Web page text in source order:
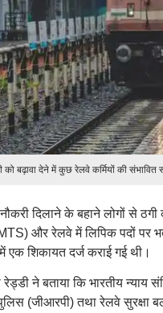
बढ़ावा देने में कुछ रेलवे कर्मियों की
दिलाने के बहाने लोगों से
और रेलवे में लिपिक पदों
एक शिकायत दर्ज कराई गई थी।
ने बताया कि भारतीय न्याय
(जीआरपी) तथा रेलवे